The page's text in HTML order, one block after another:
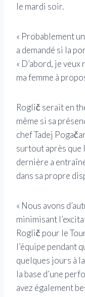
le mardi soir.
« Probablement
a demandé si la
« D’abord, je
ma femme à
Roglič serait en
même si sa
chef Tadej
surtout après que
dernière a
dans sa propre
« Nous avons
minimisant
Roglič pour le
l’équipe pendant
quelques jours à
la base d’une
avez également